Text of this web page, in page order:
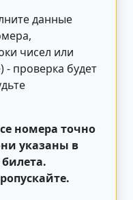
данные
чисел или
- проверка будет
номера точно
указаны в